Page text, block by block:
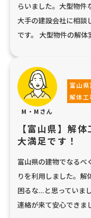
らいました。大型物件
大手の建設会社に相談
です。 大型物件の解
M・Mさん
富山
解体工
【富山県】解
大満足です！
富山県の建物でなるべ
りを利用しました。解
困るな...と思っていま
連絡が来て安心できま